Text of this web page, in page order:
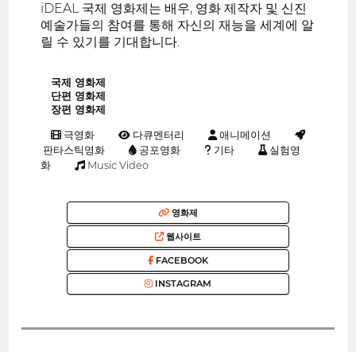
iDEAL 국제 영화제는 배우, 영화 제작자 및 신진
예술가들의 참여를 통해 자신의 재능을 세계에 알
릴 수 있기를 기대합니다.
국제 영화제
단편 영화제
장편 영화제
극영화 다큐멘터리
애니메이션
판타스틱영화
공포영화 기타
실험영
화
Music Video
영화제
웹사이트
FACEBOOK
INSTAGRAM